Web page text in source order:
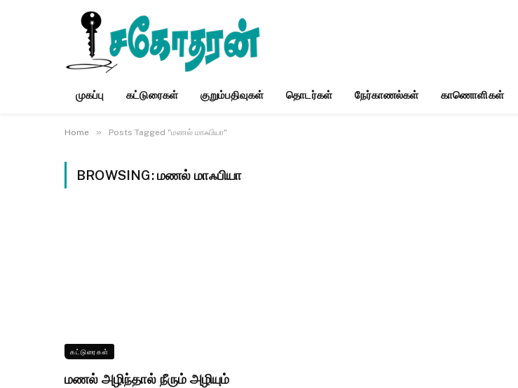
முகப்பு கட்டுரைகள் குறும்பதிவுகள் தொடர்கள் நேர்காணல்கள் காணொளிகள்
Home » Posts Tagged "மணல் மாஃபியா"
BROWSING:மணல் மாஃபியா
கட்டுரைகள்
மணல் அழிந்தால் நீரும் அழியும்